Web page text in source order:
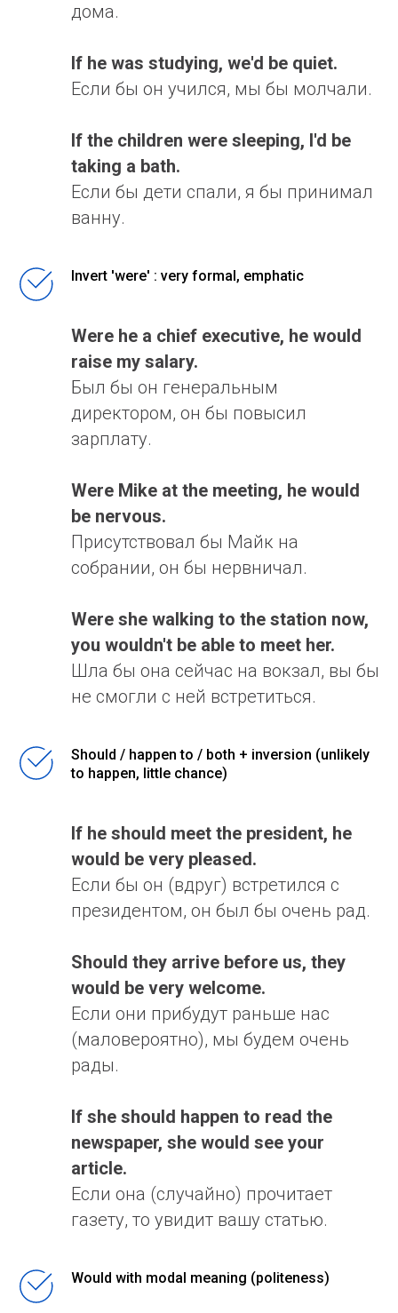
дома.
If he was studying, we'd be quiet.
Если бы он учился, мы бы молчали.
If the children were sleeping, I'd be
taking a bath.
Если бы дети спали, я бы принимал
ванну.
Invert 'were' : very formal, emphatic
Were he a chief executive, he would
raise my salary.
Был бы он генеральным
директором, он бы повысил
зарплату.
Were Mike at the meeting, he would
be nervous.
Присутствовал бы Майк на
собрании, он бы нервничал.
Were she walking to the station now,
you wouldn't be able to meet her.
Шла бы она сейчас на вокзал, вы бы
не смогли с ней встретиться.
Should / happen to / both + inversion (unlikely
to happen, little chance)
If he should meet the president, he
would be very pleased.
Если бы он (вдруг) встретился с
президентом, он был бы очень рад.
Should they arrive before us, they
would be very welcome.
Если они прибудут раньше нас
(маловероятно), мы будем очень
рады.
If she should happen to read the
newspaper, she would see your
article.
Если она (случайно) прочитает
газету, то увидит вашу статью.
Would with modal meaning (politeness)